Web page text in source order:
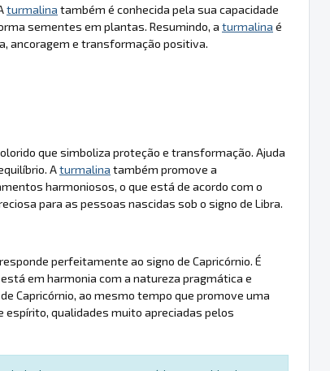
turmalina também é conhecida pela sua capacidade
sementes em plantas. Resumindo, a turmalina é
ancoragem e transformação positiva.
que simboliza proteção e transformação. Ajuda
Aturmalina também promove a
harmoniosos, o que está de acordo com o
para as pessoas nascidas sob o signo de Libra.
perfeitamente ao signo de Capricórnio. É
em harmonia com a natureza pragmática e
Capricórnio, ao mesmo tempo que promove uma
qualidades muito apreciadas pelos